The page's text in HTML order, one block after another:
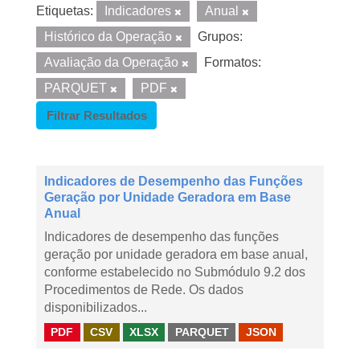
Etiquetas: Indicadores
Anual
Histórico da Operação
Grupos:
Avaliação da Operação
Formatos:
PARQUET
PDF
Filtrar Resultados
Indicadores de Desempenho das Funções
Geração por Unidade Geradora em Base
Anual
Indicadores de desempenho das funções
geração por unidade geradora em base anual,
conforme estabelecido no Submódulo 9.2 dos
Procedimentos de Rede. Os dados
disponibilizados...
PDF CSV XLSX PARQUET JSON